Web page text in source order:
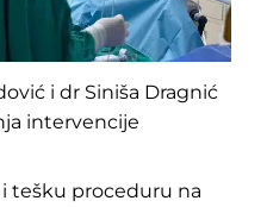
i dr Siniša Dragnić
intervencije
tešku proceduru na